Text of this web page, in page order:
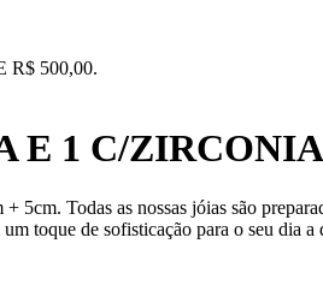
R$ 500,00.
E 1 C/ZIRCONIA
Todas as nossas jóias são
toque de sofisticação para o seu dia